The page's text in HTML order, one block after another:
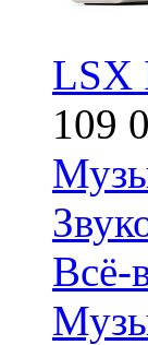
LSX
109
Всё-